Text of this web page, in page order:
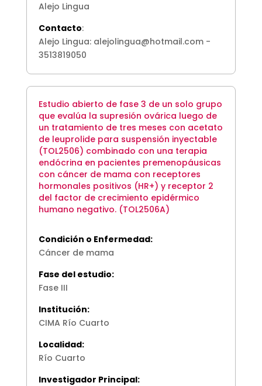
Alejo Lingua
Contacto:
Alejo Lingua: alejolingua@hotmail.com -
3513819050
Estudio abierto de fase 3 de un solo grupo
que evalúa la supresión ovárica luego de
un tratamiento de tres meses con acetato
de leuprolide para suspensión inyectable
(TOL2506) combinado con una terapia
endócrina en pacientes premenopáusicas
con cáncer de mama con receptores
hormonales positivos (HR+) y receptor 2
del factor de crecimiento epidérmico
humano negativo. (TOL2506A)
Condición o Enfermedad:
Cáncer de mama
Fase del estudio:
Fase III
Institución:
CIMA Río Cuarto
Localidad:
Río Cuarto
Investigador Principal: